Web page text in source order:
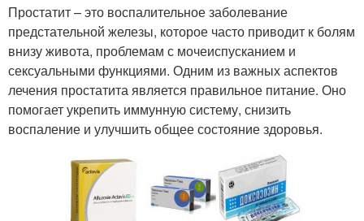
Простатит – это воспалительное заболевание
предстательной железы, которое часто приводит к болям
внизу живота, проблемам с мочеиспусканием и
сексуальными функциями. Одним из важных аспектов
лечения простатита является правильное питание. Оно
помогает укрепить иммунную систему, снизить
воспаление и улучшить общее состояние здоровья.